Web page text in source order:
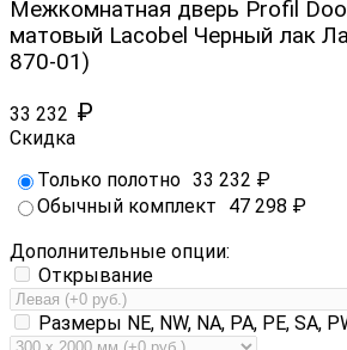
Межкомнатная дверь Profil
матовый Lacobel Черный лак
870-01)
33 232 ₽
Скидка
Только полотно 33 232 ₽
Обычный комплект
47 298 ₽
Дополнительные опции:
Открывание
Размеры NE, NW, NA, PA, PE, SA,